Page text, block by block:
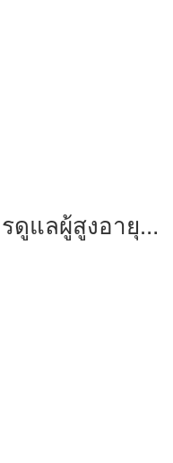
แลผู้สูงอายุ